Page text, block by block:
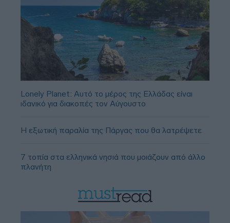
Lonely Planet: Αυτό το μέρος της Ελλάδας είναι
ιδανικό για διακοπές τον Αύγουστο
Η εξωτική παραλία της Πάργας που θα λατρέψετε
7 τοπία στα ελληνικά νησιά που μοιάζουν από άλλο
πλανήτη